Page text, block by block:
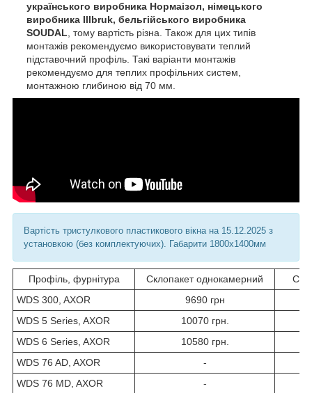
українського виробника Нормаізол, німецького
виробника Illbruk, бельгійського виробника
SOUDAL, тому вартість різна. Також для цих типів
монтажів рекомендуємо використовувати теплий
підставочний профіль. Такі варіанти монтажів
рекомендуємо для теплих профільних систем,
монтажною глибиною від 70 мм.
Вартість тристулкового пластикового вікна на 15.12.2025 з
установкою (без комплектуючих). Габарити 1800х1400мм
Профіль, фурнітура Склопакет однокамерний
WDS 300, AXOR
9690 грн
WDS 5 Series, AXOR
10070 грн.
WDS 6 Series, AXOR
10580 грн.
WDS 76 AD, AXOR
-
WDS 76 MD, AXOR
-